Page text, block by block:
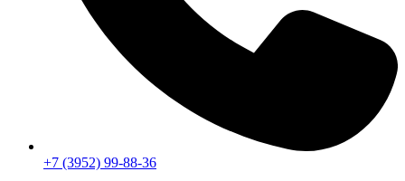
+7 (3952) 99-88-36